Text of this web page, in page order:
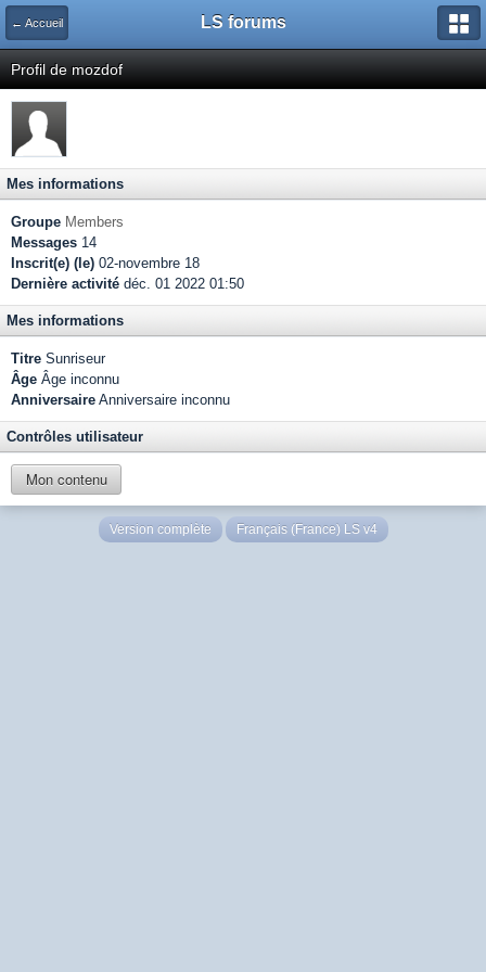
← Accueil LS forums
Profil de mozdof
Mes informations
Groupe Members
Messages 14
Inscrit(e) (le) 02-novembre 18
Dernière activité déc. 01 2022 01:50
Mes informations
Titre Sunriseur
Âge Âge inconnu
Anniversaire Anniversaire inconnu
Contrôles utilisateur
Mon contenu
Version complète Français (France) LS v4